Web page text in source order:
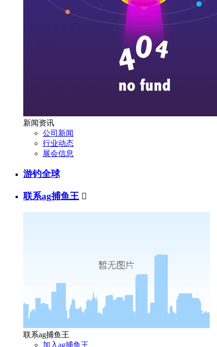
新闻资讯
公司新闻
行业动态
展会信息
游钓全球
联系ag捕鱼王 
联系ag捕鱼王
加入ag捕鱼王